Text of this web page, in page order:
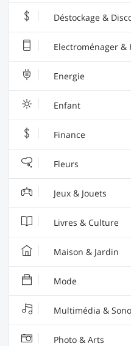
Déstockage &
Electroménager &
Energie
Enfant
Finance
Fleurs
Jeux & Jouets
Livres & Culture
Maison & Jardin
Mode
Multimédia & Sono
Photo & Arts